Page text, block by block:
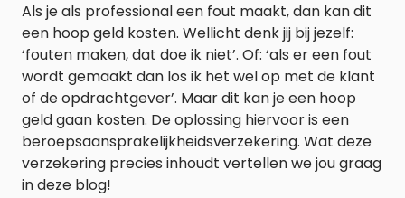
Als je als professional een fout maakt, dan kan dit
een hoop geld kosten. Wellicht denk jij bij jezelf:
‘fouten maken, dat doe ik niet’. Of: ‘als er een fout
wordt gemaakt dan los ik het wel op met de klant
of de opdrachtgever’. Maar dit kan je een hoop
geld gaan kosten. De oplossing hiervoor is een
beroepsaansprakelijkheidsverzekering. Wat deze
verzekering precies inhoudt vertellen we jou graag
in deze blog!